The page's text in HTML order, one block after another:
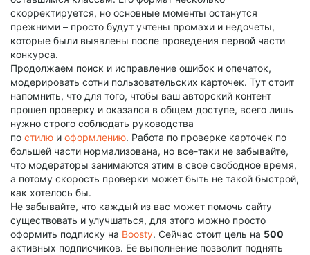
скорректируется, но основные моменты останутся
прежними – просто будут учтены промахи и недочеты,
которые были выявлены после проведения первой части
конкурса.
Продолжаем поиск и исправление ошибок и опечаток,
модерировать сотни пользовательских карточек. Тут стоит
напомнить, что для того, чтобы ваш авторский контент
прошел проверку и оказался в общем доступе, всего лишь
нужно строго соблюдать руководства
по стилю и оформлению. Работа по проверке карточек по
большей части нормализована, но все-таки не забывайте,
что модераторы занимаются этим в свое свободное время,
а потому скорость проверки может быть не такой быстрой,
как хотелось бы.
Не забывайте, что каждый из вас может помочь сайту
существовать и улучшаться, для этого можно просто
оформить подписку на Boosty. Сейчас стоит цель на 500
активных подписчиков. Ее выполнение позволит поднять